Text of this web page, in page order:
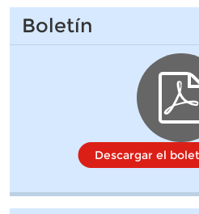
Boletín
Descargar el